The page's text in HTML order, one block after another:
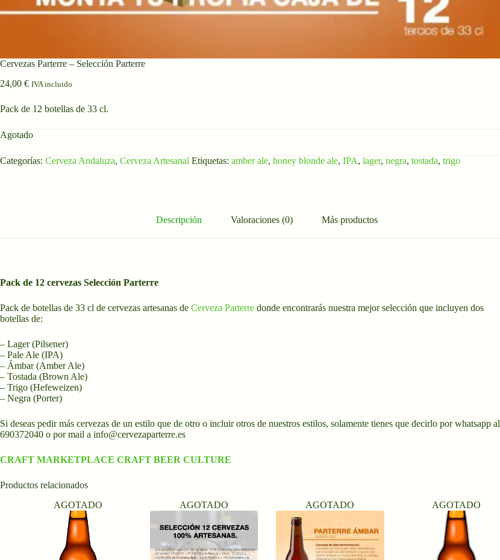
Cervezas Parterre – Selección Parterre
24,00 € IVA incluido
Pack de 12 botellas de 33 cl.
Agotado
Categorías: Cerveza Andaluza, Cerveza Artesanal Etiquetas: amber ale, honey blonde ale, IPA, lager, negra, tostada, trigo
Descripción Valoraciones (0) Más productos
Pack de 12 cervezas Selección Parterre
Pack de botellas de 33 cl de cervezas artesanas de Cerveza Parterre donde encontrarás nuestra mejor selección que incluyen dos
botellas de:
– Lager (Pilsener)
– Pale Ale (IPA)
– Ámbar (Amber Ale)
– Tostada (Brown Ale)
– Trigo (Hefeweizen)
– Negra (Porter)
Si deseas pedir más cervezas de un estilo que de otro o incluir otros de nuestros estilos, solamente tienes que decirlo por whatsapp al
690372040 o por mail a info@cervezaparterre.es
CRAFT MARKETPLACE CRAFT BEER CULTURE
Productos relacionados
AGOTADO
AGOTADO AGOTADO AGOTADO